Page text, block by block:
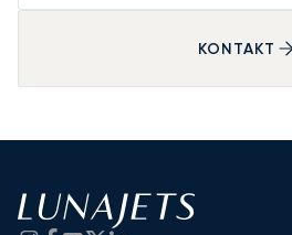
KONTAKT